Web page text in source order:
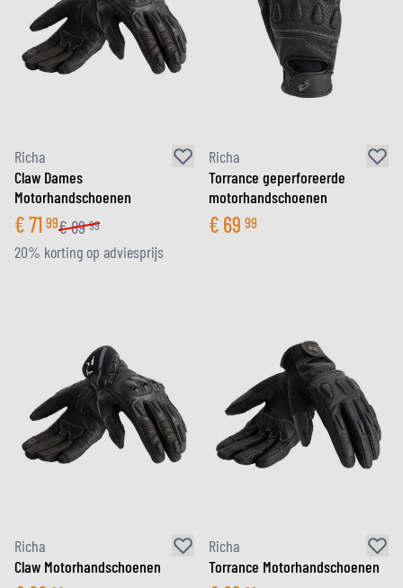
Richa
Claw Dames
Motorhandschoenen
€71 99€89 99
20% korting op adviesprijs
Richa
Torrance geperforeerde
motorhandschoenen
€ 69 99
Richa
Claw Motorhandschoenen
Richa
Torrance Motorhandschoenen